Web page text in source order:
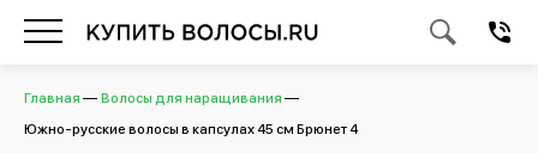
Главная
Волосы для наращивания
Южно-русские волосы в капсулах 45 см Брюнет 4